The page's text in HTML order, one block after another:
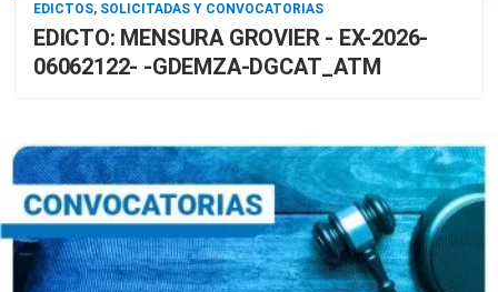
EDICTOS, SOLICITADAS Y CONVOCATORIAS
EDICTO: MENSURA GROVIER - EX-2026-
06062122- -GDEMZA-DGCAT_ATM